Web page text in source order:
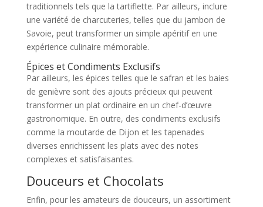
traditionnels tels que la tartiflette. Par ailleurs, inclure
une variété de charcuteries, telles que du jambon de
Savoie, peut transformer un simple apéritif en une
expérience culinaire mémorable.
Épices et Condiments Exclusifs
Par ailleurs, les épices telles que le safran et les baies
de genièvre sont des ajouts précieux qui peuvent
transformer un plat ordinaire en un chef-d’œuvre
gastronomique. En outre, des condiments exclusifs
comme la moutarde de Dijon et les tapenades
diverses enrichissent les plats avec des notes
complexes et satisfaisantes.
Douceurs et Chocolats
Enfin, pour les amateurs de douceurs, un assortiment